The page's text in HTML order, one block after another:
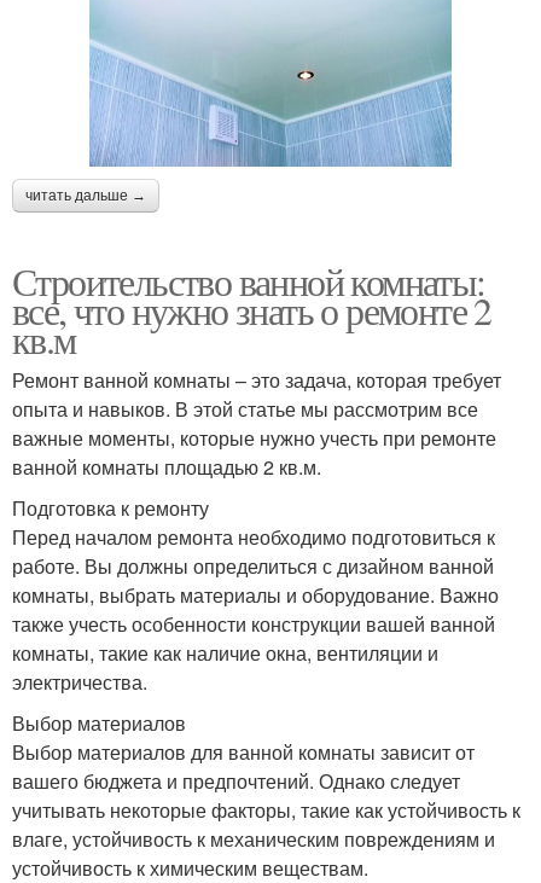
читать дальше →
Строительство ванной комнаты:
все, что нужно знать о ремонте 2
кв.м
Ремонт ванной комнаты – это задача, которая требует
опыта и навыков. В этой статье мы рассмотрим все
важные моменты, которые нужно учесть при ремонте
ванной комнаты площадью 2 кв.м.
Подготовка к ремонту
Перед началом ремонта необходимо подготовиться к
работе. Вы должны определиться с дизайном ванной
комнаты, выбрать материалы и оборудование. Важно
также учесть особенности конструкции вашей ванной
комнаты, такие как наличие окна, вентиляции и
электричества.
Выбор материалов
Выбор материалов для ванной комнаты зависит от
вашего бюджета и предпочтений. Однако следует
учитывать некоторые факторы, такие как устойчивость к
влаге, устойчивость к механическим повреждениям и
устойчивость к химическим веществам.